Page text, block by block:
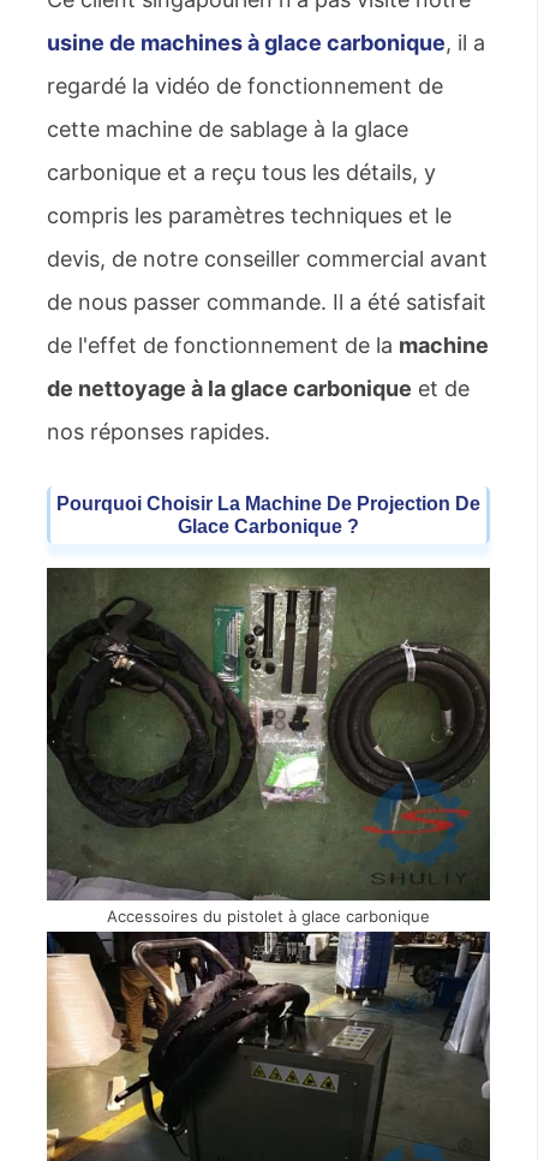
usine de machines à glace carbonique, il a
regardé la vidéo de fonctionnement de
cette machine de sablage à la glace
carbonique et a reçu tous les détails, y
compris les paramètres techniques et le
devis, de notre conseiller commercial avant
de nous passer commande. Il a été satisfait
de l'effet de fonctionnement de la machine
de nettoyage à la glace carbonique et de
nos réponses rapides.
Pourquoi Choisir La Machine De Projection De
Glace Carbonique ?
Accessoires du pistolet à glace carbonique